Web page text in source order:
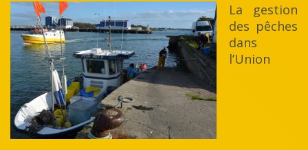
La gestion
des pêches
dans
l’Union